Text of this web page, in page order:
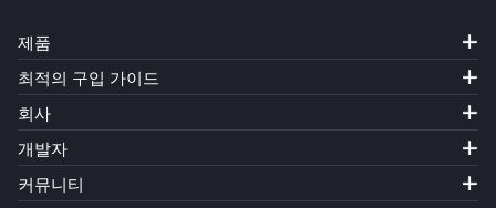
제품
최적의 구입 가이드
회사
개발자
커뮤니티